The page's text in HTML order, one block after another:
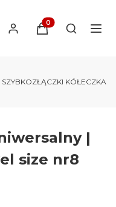
Produkty w
Otwórz
SZYBKOZŁĄCZKI KÓŁECZKA
|
size nr8